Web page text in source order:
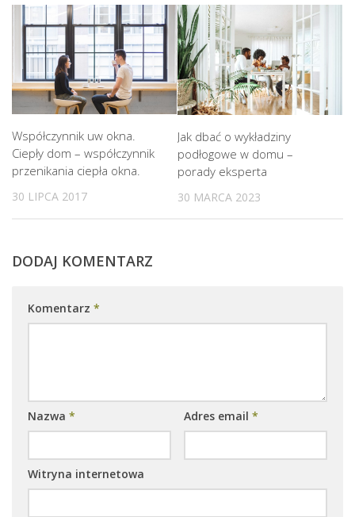
Współczynnik uw okna.
Ciepły dom – współczynnik
przenikania ciepła okna.
30 LIPCA 2017
Jak dbać o wykładziny
podłogowe w domu –
porady eksperta
30 MARCA 2023
DODAJ KOMENTARZ
Komentarz *
Nazwa * Adres email *
Witryna internetowa